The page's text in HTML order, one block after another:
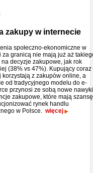
zakupy w internecie
społeczno-ekonomiczne w
za granicą nie mają już aż
na decyzje zakupowe, jak rok
(38% vs 47%). Kupujący coraz
korzystają z zakupów online, a
od tradycyjnego modelu do e-
przynosi ze sobą nowe
zakupowe, które mają szansę
rynek handlu
w Polsce. więcej